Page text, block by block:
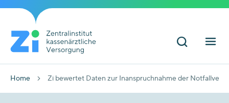
Home Zi bewertet Daten zur Inanspruchnahme der